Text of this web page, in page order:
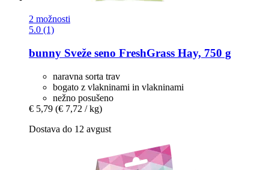
2 možnosti
5.0 (1)
bunny Sveže seno FreshGrass Hay, 750 g
naravna sorta trav
bogato z vlakninami in vlakninami
nežno posušeno
€ 5,79 (€ 7,72 / kg)
Dostava do 12 avgust